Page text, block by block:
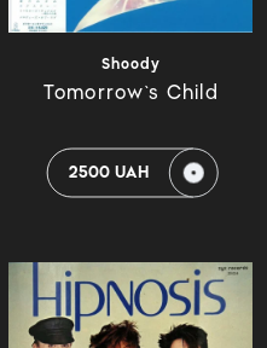
Shoody
Tomorrow`s Child
2500 UAH